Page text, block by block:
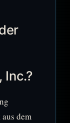
Inc.?
dem